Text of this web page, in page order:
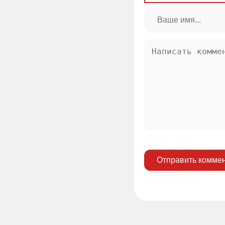
Отправить